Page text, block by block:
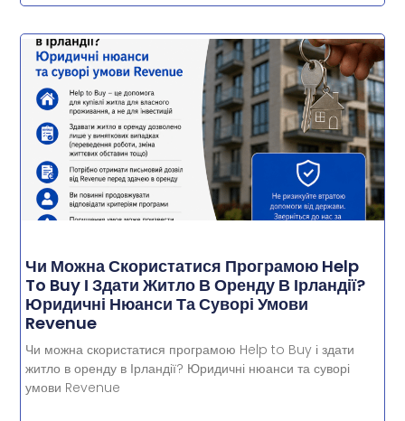
Чи Можна Скористатися Програмою Help
To Buy І Здати Житло В Оренду В Ірландії?
Юридичні Нюанси Та Суворі Умови
Revenue
Чи можна скористатися програмою Help to Buy і здати
житло в оренду в Ірландії? Юридичні нюанси та суворі
умови Revenue